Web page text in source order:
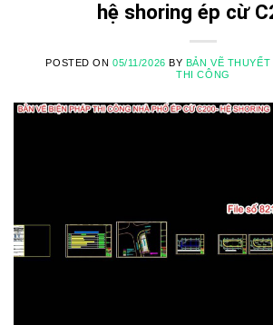
hệ shoring ép cừ
POSTED ON05/11/2026 BY BẢN VẼ
THI CÔNG